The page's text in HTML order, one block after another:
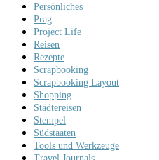
Persönliches
Prag
Project Life
Reisen
Rezepte
Scrapbooking
Scrapbooking Layout
Shopping
Städtereisen
Stempel
Südstaaten
Tools und Werkzeuge